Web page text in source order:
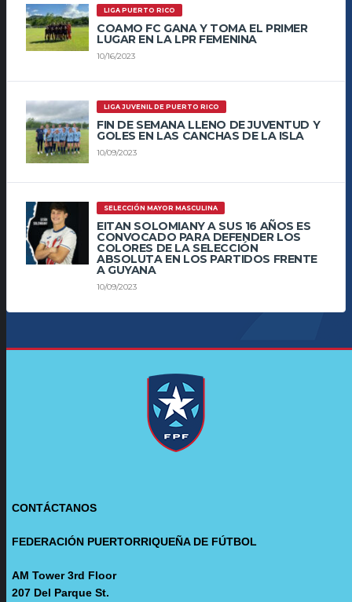
LIGA PUERTO RICO
COAMO FC GANA Y TOMA EL PRIMER
LUGAR EN LA LPR FEMENINA
10/16/2023
LIGA JUVENIL DE PUERTO RICO
FIN DE SEMANA LLENO DE JUVENTUD Y
GOLES EN LAS CANCHAS DE LA ISLA
10/09/2023
SELECCIÓN MAYOR MASCULINA
EITAN SOLOMIANY A SUS 16 AÑOS ES
CONVOCADO PARA DEFENDER LOS
COLORES DE LA SELECCIÓN
ABSOLUTA EN LOS PARTIDOS FRENTE
A GUYANA
10/09/2023
CONTÁCTANOS
FEDERACIÓN PUERTORRIQUEÑA DE FÚTBOL
AM Tower 3rd Floor
207 Del Parque St.